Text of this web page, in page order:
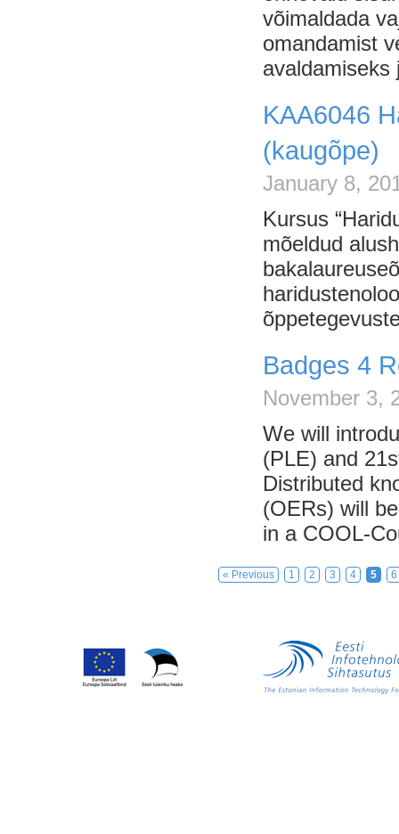
võimaldada
omandamist
avaldamiseks
KAA6046
(kaugõpe)
January 8,
Kursus
mõeldud
Badges 4
November 3,
We will
(PLE) and
Distributed
(OERs) will
in a COOL-
« Previous 1 2 3 4 5 6